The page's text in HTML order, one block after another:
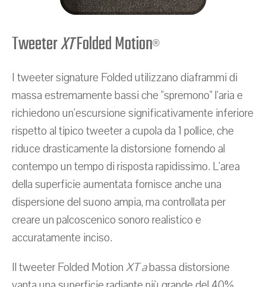
TweeterXTFolded Motion®
I tweeter signature Folded utilizzano diaframmi di
massa estremamente bassi che "spremono" l'aria e
richiedono un'escursione significativamente inferiore
rispetto al tipico tweeter a cupola da 1 pollice, che
riduce drasticamente la distorsione fornendo al
contempo un tempo di risposta rapidissimo. L'area
della superficie aumentata fornisce anche una
dispersione del suono ampia, ma controllata per
creare un palcoscenico sonoro realistico e
accuratamente inciso.
Il tweeter Folded MotionXT abassa distorsione